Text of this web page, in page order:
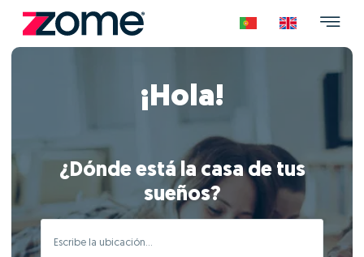
¡Hola!
¿Dónde está la casa de tus
sueños?